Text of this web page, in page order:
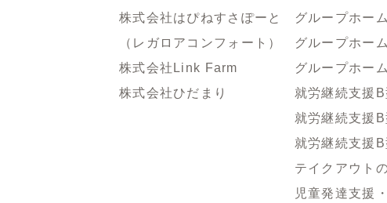
株式会社はぴねすさぽーと
（レガロアコンフォート）
株式会社Link Farm
株式会社ひだまり
グループホー
グループホー
グループホー
就労継続支援
就労継続支援
就労継続支援
テイクアウト
児童発達支援